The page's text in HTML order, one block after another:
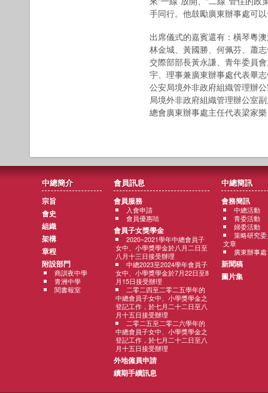
手同行。他鼓勵廣東辦事處可
出席儀式的嘉賓還有：橫琴粵
林金城、黃國勝、何佩芬、蕭
交際部部長黃永謙、青年委員
宇、理事兼廣東辦事處代表畢
公安局境外非政府組織管理辦
局境外非政府組織管理辦公室
總會廣東辦事處主任代表梁家
中總簡介
宗旨
會史
組織
架構
章程
附設部門
商訓夜中學
青洲中學
閱書報室
會員訊息
會員服務
入會申請
會員優惠咭
會員子女獎學金
2020~2021學年中總會員子
女中、小學獎學金於八月二日至
八月十三日接受辦理
中總2023至2024學年會員子
女中、小學獎學金於7月22日至8
月15日接受辦理
二零二四至二零二五學年的
中總會員子女中、小學獎學金之
登記工作，於七月二十二日至八
月十五日接受辦理
二零二五至二零二六學年的
中總會員子女中、小學獎學金之
登記工作，於七月二十二日至八
月十五日接受辦理
外地僱員申請
續期手續訊息
中總簡訊
會務簡訊
中總活動
青委活動
婦委活動
策略研究
文章
廣東辦事處
新聞稿
圖片集